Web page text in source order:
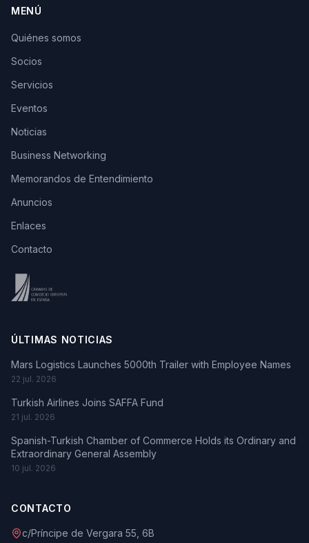
MENÚ
Quiénes somos
Socios
Servicios
Eventos
Noticias
Business Networking
Memorandos de Entendimiento
Anuncios
Enlaces
Contacto
ÚLTIMAS NOTICIAS
Mars Logistics Launches 5000th Trailer with Employee Names
22 jul. 2026
Turkish Airlines Joins SAFFA Fund
21 jul. 2026
Spanish-Turkish Chamber of Commerce Holds its Ordinary and
Extraordinary General Assembly
10 jul. 2026
CONTACTO
c/Príncipe de Vergara 55, 6B